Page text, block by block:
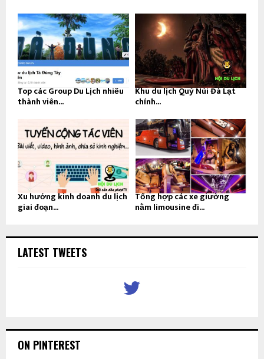
Top các Group Du Lịch nhiều
thành viên...
Khu du lịch Quỷ Núi Đà Lạt
chính...
Xu hướng kinh doanh du lịch
giai đoạn...
Tổng hợp các xe giường
nằm limousine đi...
LATEST TWEETS
ON PINTEREST